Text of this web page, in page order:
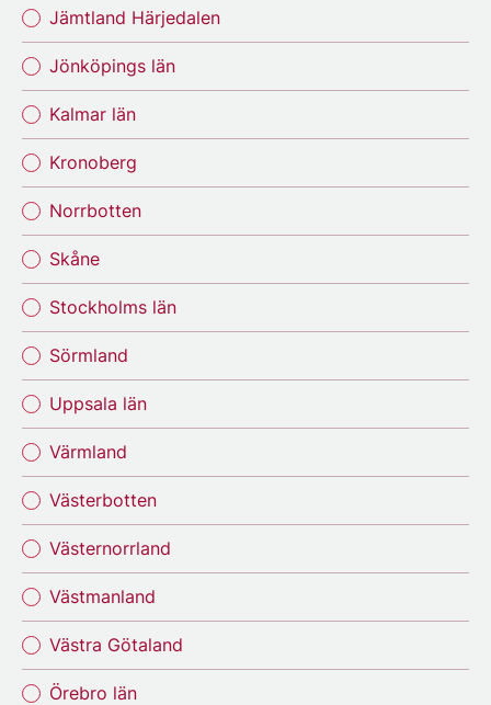
Jämtland Härjedalen
Jönköpings län
Kalmar län
Kronoberg
Norrbotten
Skåne
Stockholms län
Sörmland
Uppsala län
Värmland
Västerbotten
Västernorrland
Västmanland
Västra Götaland
Örebro län